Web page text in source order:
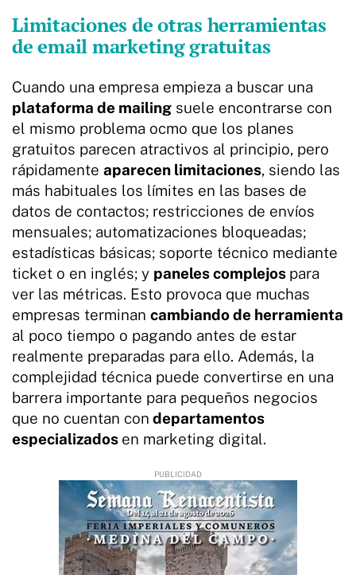
Limitaciones de otras herramientas
de email marketing gratuitas
Cuando una empresa empieza a buscar una
plataforma de mailing suele encontrarse con
el mismo problema ocmo que los planes
gratuitos parecen atractivos al principio, pero
rápidamente aparecen limitaciones, siendo las
más habituales los límites en las bases de
datos de contactos; restricciones de envíos
mensuales; automatizaciones bloqueadas;
estadísticas básicas; soporte técnico mediante
ticket o en inglés; y paneles complejos para
ver las métricas. Esto provoca que muchas
empresas terminan cambiando de herramienta
al poco tiempo o pagando antes de estar
realmente preparadas para ello. Además, la
complejidad técnica puede convertirse en una
barrera importante para pequeños negocios
que no cuentan con departamentos
especializados en marketing digital.